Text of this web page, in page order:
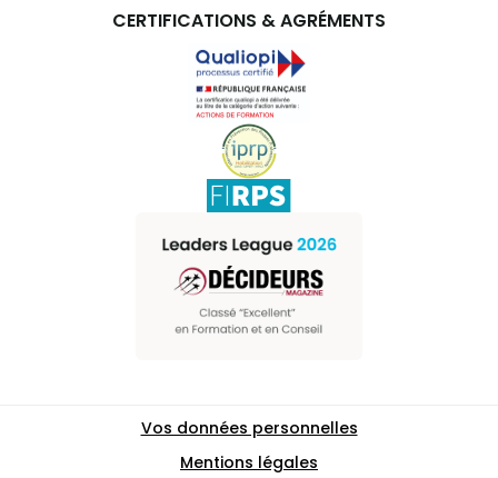
CERTIFICATIONS & AGRÉMENTS
Vos données personnelles
Mentions légales